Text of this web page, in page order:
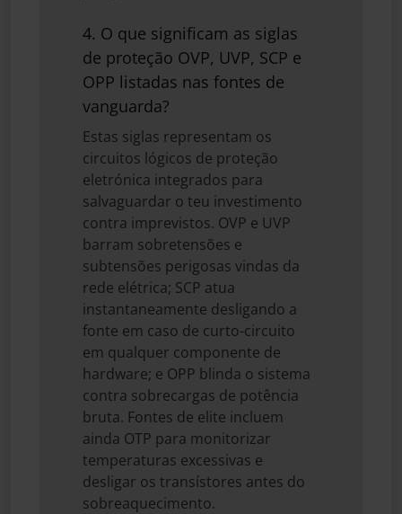
4. O que significam as siglas
de proteção OVP, UVP, SCP e
OPP listadas nas fontes de
vanguarda?
Estas siglas representam os
circuitos lógicos de proteção
eletrónica integrados para
salvaguardar o teu investimento
contra imprevistos. OVP e UVP
barram sobretensões e
subtensões perigosas vindas da
rede elétrica; SCP atua
instantaneamente desligando a
fonte em caso de curto-circuito
em qualquer componente de
hardware; e OPP blinda o sistema
contra sobrecargas de potência
bruta. Fontes de elite incluem
ainda OTP para monitorizar
temperaturas excessivas e
desligar os transístores antes do
sobreaquecimento.